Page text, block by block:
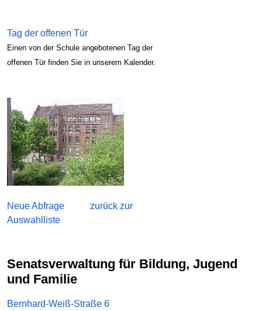
Tag der offenen Tür
Einen von der Schule angebotenen Tag der
offenen Tür finden Sie in unserem Kalender.
Neue Abfrage
zurück zur
Auswahlliste
Senatsverwaltung für Bildung, Jugend
und Familie
Bernhard-Weiß-Straße 6